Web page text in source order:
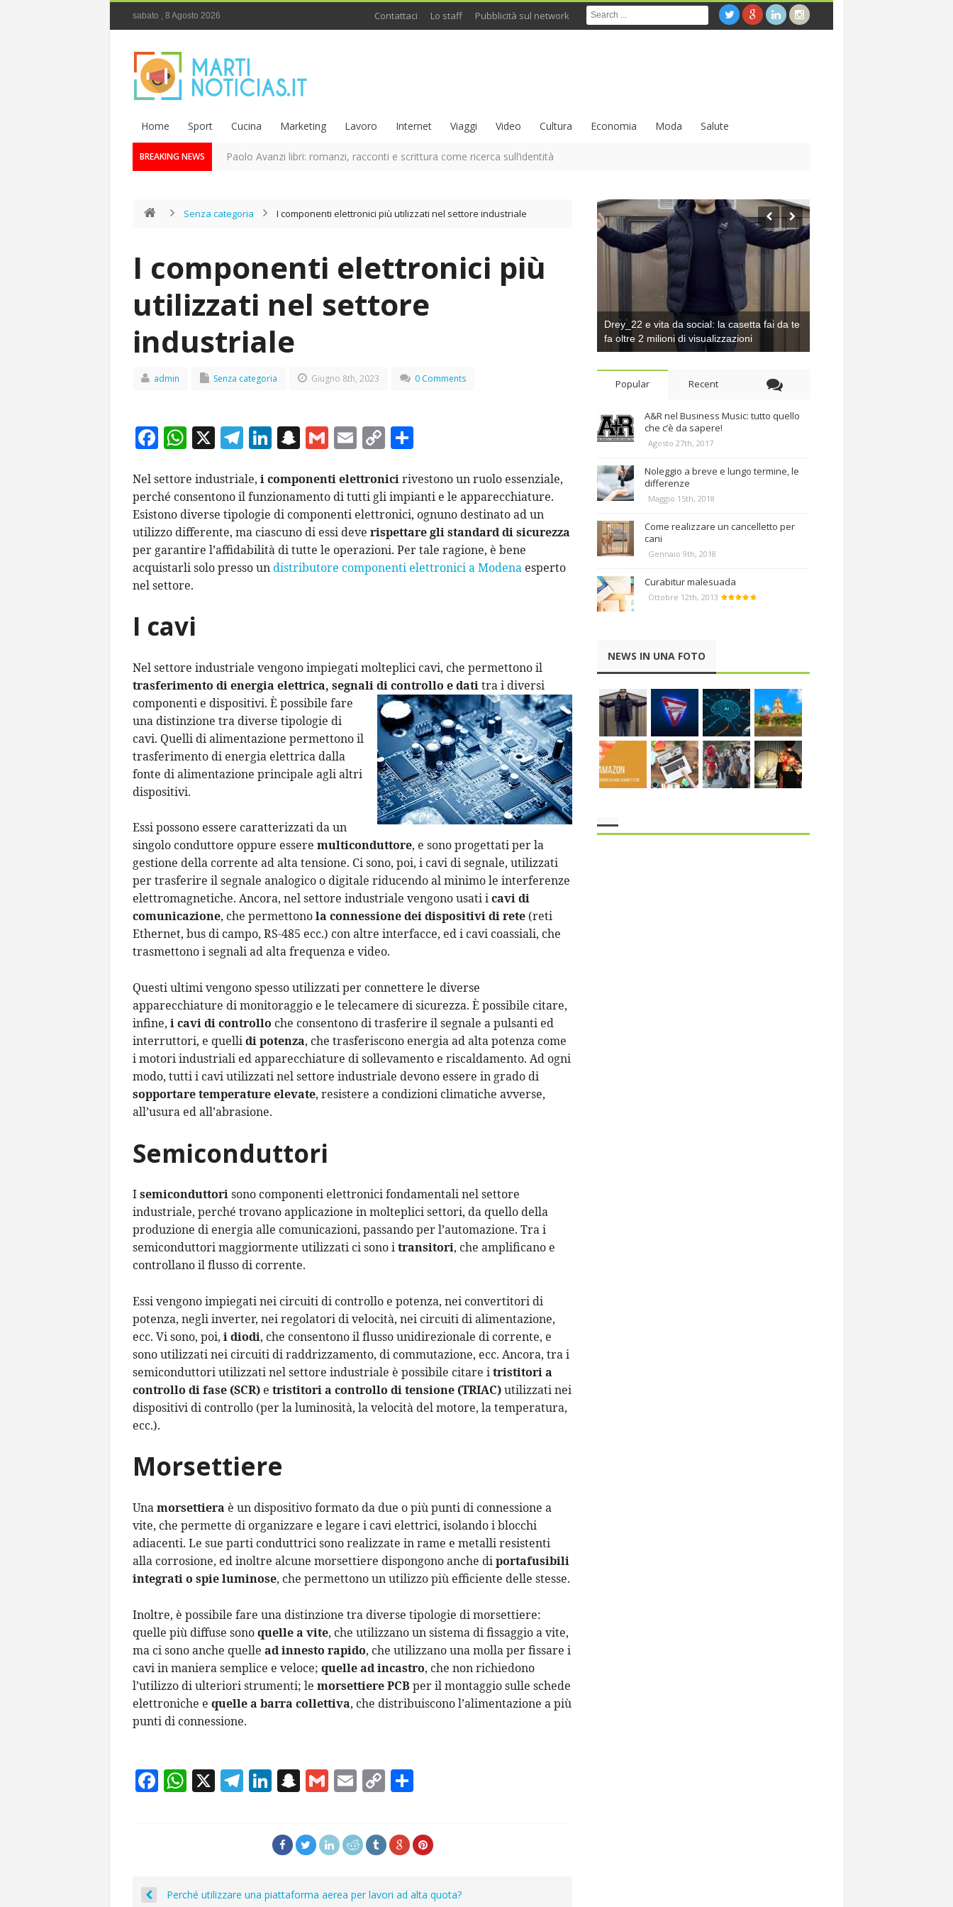
sabato , 8 Agosto 2026 Contattaci Lo staff Pubblicità sul network
Home Sport Cucina Marketing Lavoro Internet Viaggi Video Cultura Economia Moda Salute
BREAKING NEWS Paolo Avanzi libri: romanzi, racconti e scrittura come ricerca sull’identità
Senza categoria I componenti elettronici più utilizzati nel settore industriale
I componenti elettronici più
utilizzati nel settore
industriale
admin Senza categoria Giugno 8th, 2023 0 Comments
F
e
b
o
o
k
W
at
s
A
p
p
X T
e
gr
a
m
Li
k
e
dI
n
S
a
p
c
h
at
G
ai
l
E
ai
l
C
p
y
Li
n
k
n
di
vi
di
Nel settore industriale, i componenti elettronicirivestono un ruolo essenziale,
perché consentono il funzionamento di tutti gli impianti e le apparecchiature.
Esistono diverse tipologie di componenti elettronici, ognuno destinato ad un
utilizzo differente, ma ciascuno di essi deve rispettare gli standard di sicurezza
per garantire l’affidabilità di tutte le operazioni. Per tale ragione, è bene
acquistarli solo presso undistributore componenti elettronici a Modena esperto
nel settore.
I cavi
Nel settore industriale vengono impiegati molteplici cavi, che permettono il
trasferimento di energia elettrica, segnali di controllo e datitra i diversi
componenti e dispositivi. È possibile fare
una distinzione tra diverse tipologie di
cavi. Quelli di alimentazione permettono il
trasferimento di energia elettrica dalla
fonte di alimentazione principale agli altri
dispositivi.
Essi possono essere caratterizzati da un
singolo conduttore oppure essere multiconduttore, e sono progettati per la
gestione della corrente ad alta tensione. Ci sono, poi, i cavi di segnale, utilizzati
per trasferire il segnale analogico o digitale riducendo al minimo le interferenze
elettromagnetiche. Ancora, nel settore industriale vengono usati icavi di
comunicazione, che permettonola connessione dei dispositivi di rete (reti
Ethernet, bus di campo, RS-485 ecc.) con altre interfacce, ed i cavi coassiali, che
trasmettono i segnali ad alta frequenza e video.
Questi ultimi vengono spesso utilizzati per connettere le diverse
apparecchiature di monitoraggio e le telecamere di sicurezza. È possibile citare,
infine, i cavi di controllo che consentono di trasferire il segnale a pulsanti ed
interruttori, e quellidi potenza, che trasferiscono energia ad alta potenza come
i motori industriali ed apparecchiature di sollevamento e riscaldamento. Ad ogni
modo, tutti i cavi utilizzati nel settore industriale devono essere in grado di
sopportare temperature elevate, resistere a condizioni climatiche avverse,
all’usura ed all’abrasione.
Semiconduttori
Isemiconduttorisono componenti elettronici fondamentali nel settore
industriale, perché trovano applicazione in molteplici settori, da quello della
produzione di energia alle comunicazioni, passando per l’automazione. Tra i
semiconduttori maggiormente utilizzati ci sono itransitori, che amplificano e
controllano il flusso di corrente.
Essi vengono impiegati nei circuiti di controllo e potenza, nei convertitori di
potenza, negli inverter, nei regolatori di velocità, nei circuiti di alimentazione,
ecc. Vi sono, poi, i diodi, che consentono il flusso unidirezionale di corrente, e
sono utilizzati nei circuiti di raddrizzamento, di commutazione, ecc. Ancora, tra i
semiconduttori utilizzati nel settore industriale è possibile citare itristitori a
controllo di fase (SCR) e tristitori a controllo di tensione (TRIAC)utilizzati nei
dispositivi di controllo (per la luminosità, la velocità del motore, la temperatura,
ecc.).
Morsettiere
Unamorsettiera è un dispositivo formato da due o più punti di connessione a
vite, che permette di organizzare e legare i cavi elettrici, isolando i blocchi
adiacenti. Le sue parti conduttrici sono realizzate in rame e metalli resistenti
alla corrosione, ed inoltre alcune morsettiere dispongono anche diportafusibili
integrati o spie luminose, che permettono un utilizzo più efficiente delle stesse.
Inoltre, è possibile fare una distinzione tra diverse tipologie di morsettiere:
quelle più diffuse sonoquelle a vite, che utilizzano un sistema di fissaggio a vite,
ma ci sono anche quelle ad innesto rapido, che utilizzano una molla per fissare i
cavi in maniera semplice e veloce; quelle ad incastro, che non richiedono
l’utilizzo di ulteriori strumenti; le morsettiere PCBper il montaggio sulle schede
elettroniche e quelle a barra collettiva, che distribuiscono l’alimentazione a più
punti di connessione.
F
o
W
p
X T
m
Li
e
n
S
p
h
G
l
E
l
C
y
n
di
di
Perché utilizzare una piattaforma aerea per lavori ad alta quota?
Drey_22 e vita da social: la casetta fai da te
fa oltre 2 milioni di visualizzazioni
Popular Recent
A&R nel Business Music: tutto quello
che c’è da sapere!
Agosto 27th, 2017
Noleggio a breve e lungo termine, le
differenze
Maggio 15th, 2018
Come realizzare un cancelletto per
cani
Gennaio 9th, 2018
Curabitur malesuada
Ottobre 12th, 2013
NEWS IN UNA FOTO